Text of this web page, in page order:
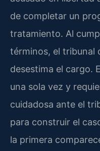
de completar un
tratamiento. Al
términos, el tribunal
desestima el cargo.
una sola vez y
cuidadosa ante el
para construir el
la primera